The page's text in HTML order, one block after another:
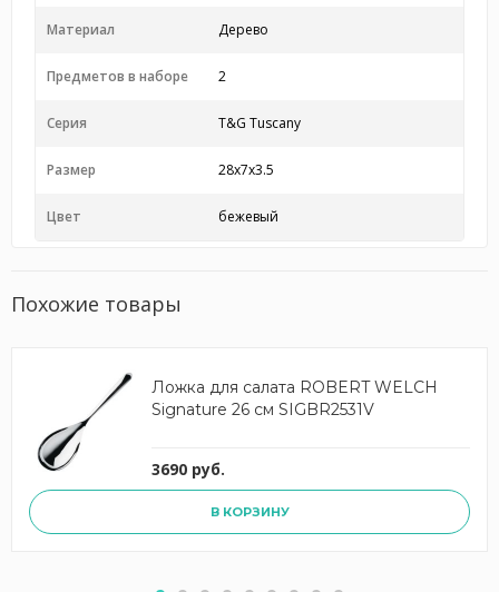
Материал Дерево
Предметов в наборе 2
Серия T&G Tuscany
Размер 28x7x3.5
Цвет бежевый
Похожие товары
Ложка для салата ROBERT WELCH
Signature 26 см SIGBR2531V
3690 руб.
В КОРЗИНУ